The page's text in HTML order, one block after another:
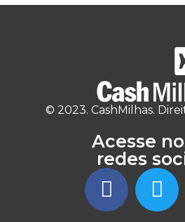
© 2023. CashMilhas.
Acesse
redes